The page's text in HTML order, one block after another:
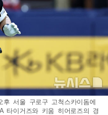
서울 구로구 고척스카이돔에
타이거즈와 키움 히어로즈의 경